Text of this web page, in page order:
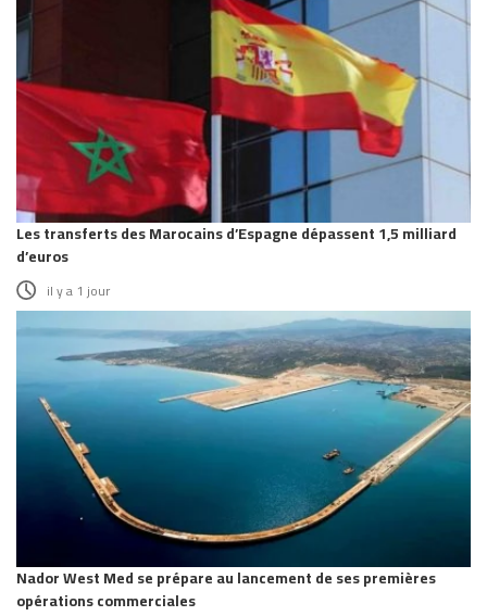
Les transferts des Marocains d’Espagne dépassent 1,5 milliard
d’euros
il y a 1 jour
Nador West Med se prépare au lancement de ses premières
opérations commerciales